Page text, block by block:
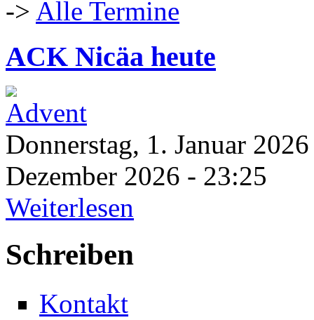
-> Alle Termine
ACK Nicäa heute
Donnerstag, 1. Januar
Dezember 2026 - 23:25
Weiterlesen
Schreiben
Kontakt